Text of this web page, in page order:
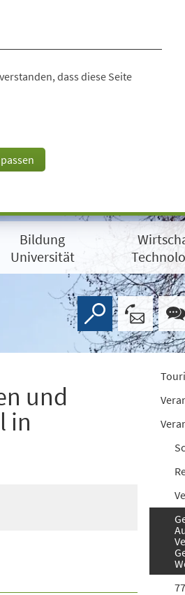
dass diese Seite
Bildung
Universität
und
in